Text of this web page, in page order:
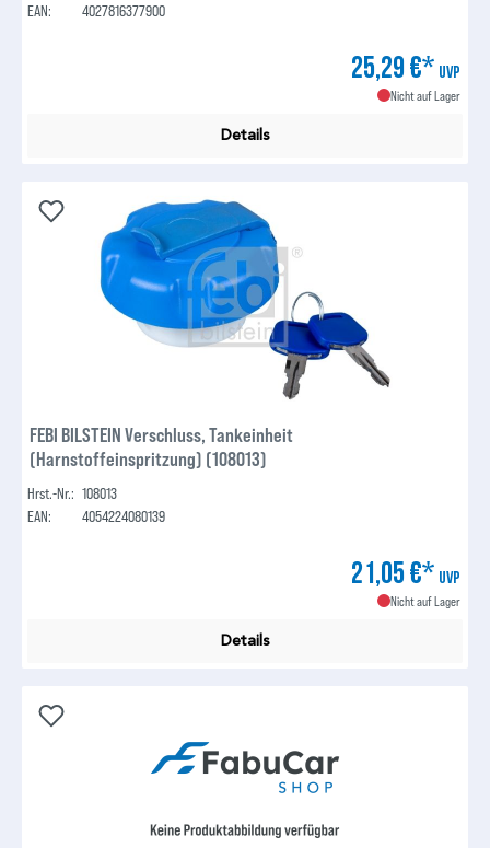
EAN:
4027816377900
25,29 €* UVP
Nicht auf Lager
Details
FEBI BILSTEIN Verschluss, Tankeinheit
(Harnstoffeinspritzung) (108013)
Hrst.-Nr.: 108013
EAN:
4054224080139
21,05 €* UVP
Nicht auf Lager
Details